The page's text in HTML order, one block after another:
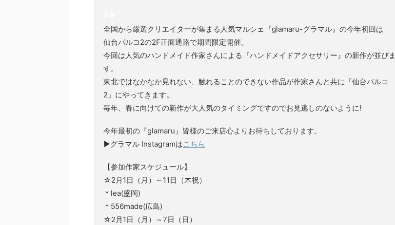
全国から厳選クリエイターが集まる人気マルシェ『glamaru-グラマル』の今年初回は
仙台パルコ2の2F正面通路で期間限定開催。
今回は人気のハンドメイド作家さんによる『ハンドメイドアクセサリー』の新作が並びま
す。
東北ではなかなか見れない、触れることのできない作品が作家さんと共に『仙台パルコ
2』にやってきます。
毎年、春に向けての新作が大人気のタイミングですのでお見逃しのないように!
今年最初の『glamaru』皆様のご来店心よりお待ちしております。
▶グラマル Instagramはこちら
【参加作家スケジュール】
☆2月1日（月）～11日（木祝）
＊lea(盛岡)
＊556made(広島)
☆2月1日（月）～7日（日）